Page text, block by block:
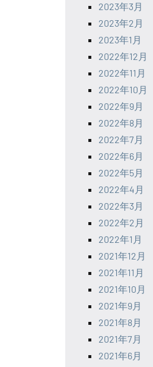
2023年3月
2023年2月
2023年1月
2022年12月
2022年11月
2022年10月
2022年9月
2022年8月
2022年7月
2022年6月
2022年5月
2022年4月
2022年3月
2022年2月
2022年1月
2021年12月
2021年11月
2021年10月
2021年9月
2021年8月
2021年7月
2021年6月